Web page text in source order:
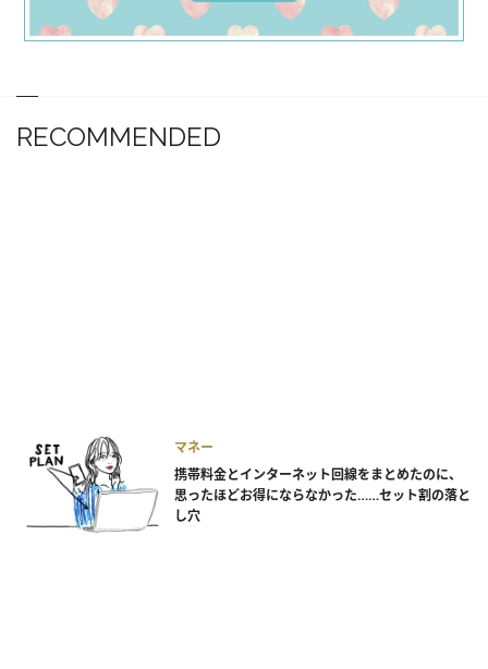
RECOMMENDED
マネー
携帯料金とインターネット回線をまとめたのに、
思ったほどお得にならなかった……セット割の落と
し穴